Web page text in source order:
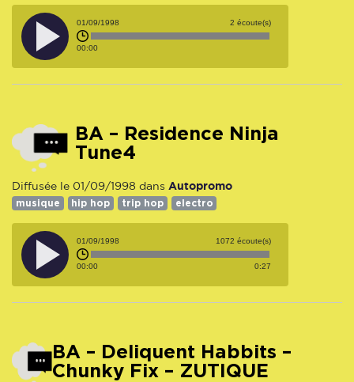
01/09/1998 2 écoute(s)
00:00
BA – Residence Ninja
Tune4
Diffusée le 01/09/1998 dans Autopromo
musique hip hop trip hop electro
01/09/1998 1072 écoute(s)
00:00 0:27
BA – Deliquent Habbits –
Chunky Fix – ZUTIQUE